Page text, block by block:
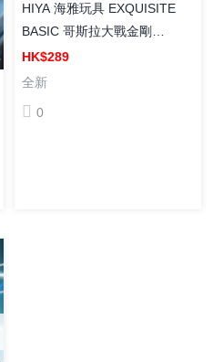
HIYA 海雅玩具 EXQUISITE
BASIC 哥斯拉大戰金剛
（2021）骷髏爬蟲 成品可動
手辦
HK$289
全新
0